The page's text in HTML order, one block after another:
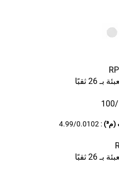
ثقبًا
: 4.99/0.0102
ثقبًا